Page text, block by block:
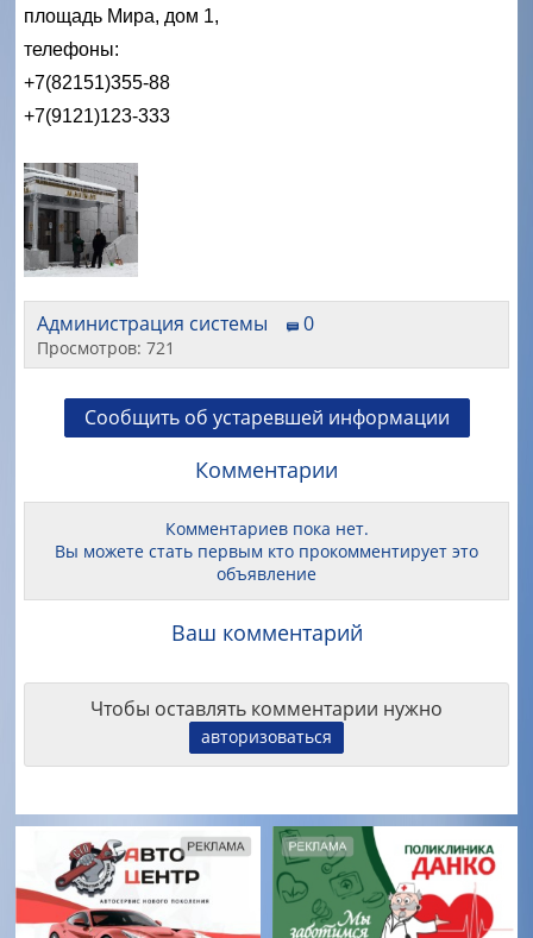
площадь Мира, дом 1,
телефоны:
+7(82151)355-88
+7(9121)123-333
Администрация системы 0
Просмотров: 721
Сообщить об устаревшей информации
Комментарии
Комментариев пока нет.
Вы можете стать первым кто прокомментирует это
объявление
Ваш комментарий
Чтобы оставлять комментарии нужно
авторизоваться